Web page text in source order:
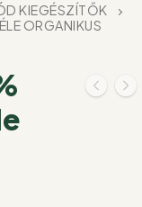
KIEGÉSZÍTŐK
ORGANIKUS